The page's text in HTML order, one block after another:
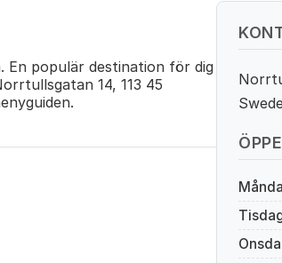
En populär destination för dig
14, 113 45